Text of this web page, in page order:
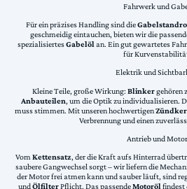
Fahrwerk und
Für ein präzises Handling sind die
geschmeidig eintauchen, bieten wir die
spezialisiertesGabelölan. Ein gut gewartetes
für
Elektrik und
Kleine Teile, große Wirkung: Blinkergehören
Anbauteilen, um die Optik zu individualisieren.
muss stimmen. Mit unseren hochwertigen
Verbrennung und einen
Antrieb und Motor
VomKettensatz, der die Kraft aufs Hinterrad
saubere Gangwechsel sorgt – wir liefern die
der Motor frei atmen kann und sauber läuft, sind
undÖlfilterPflicht. Das passendeMotorölfindest